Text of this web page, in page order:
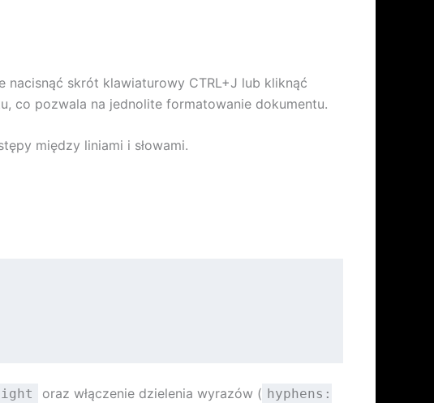
skrót klawiaturowy CTRL+J lub kliknąć
co pozwala na jednolite formatowanie dokumentu.
między liniami i słowami.
oraz włączenie dzielenia wyrazów ( hyphens: